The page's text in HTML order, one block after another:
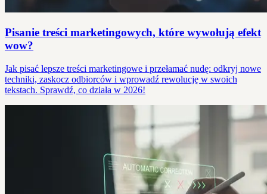
Pisanie treści marketingowych, które wywołują efekt
wow?
Jak pisać lepsze treści marketingowe i przełamać nudę: odkryj nowe
techniki, zaskocz odbiorców i wprowadź rewolucję w swoich
tekstach. Sprawdź, co działa w 2026!